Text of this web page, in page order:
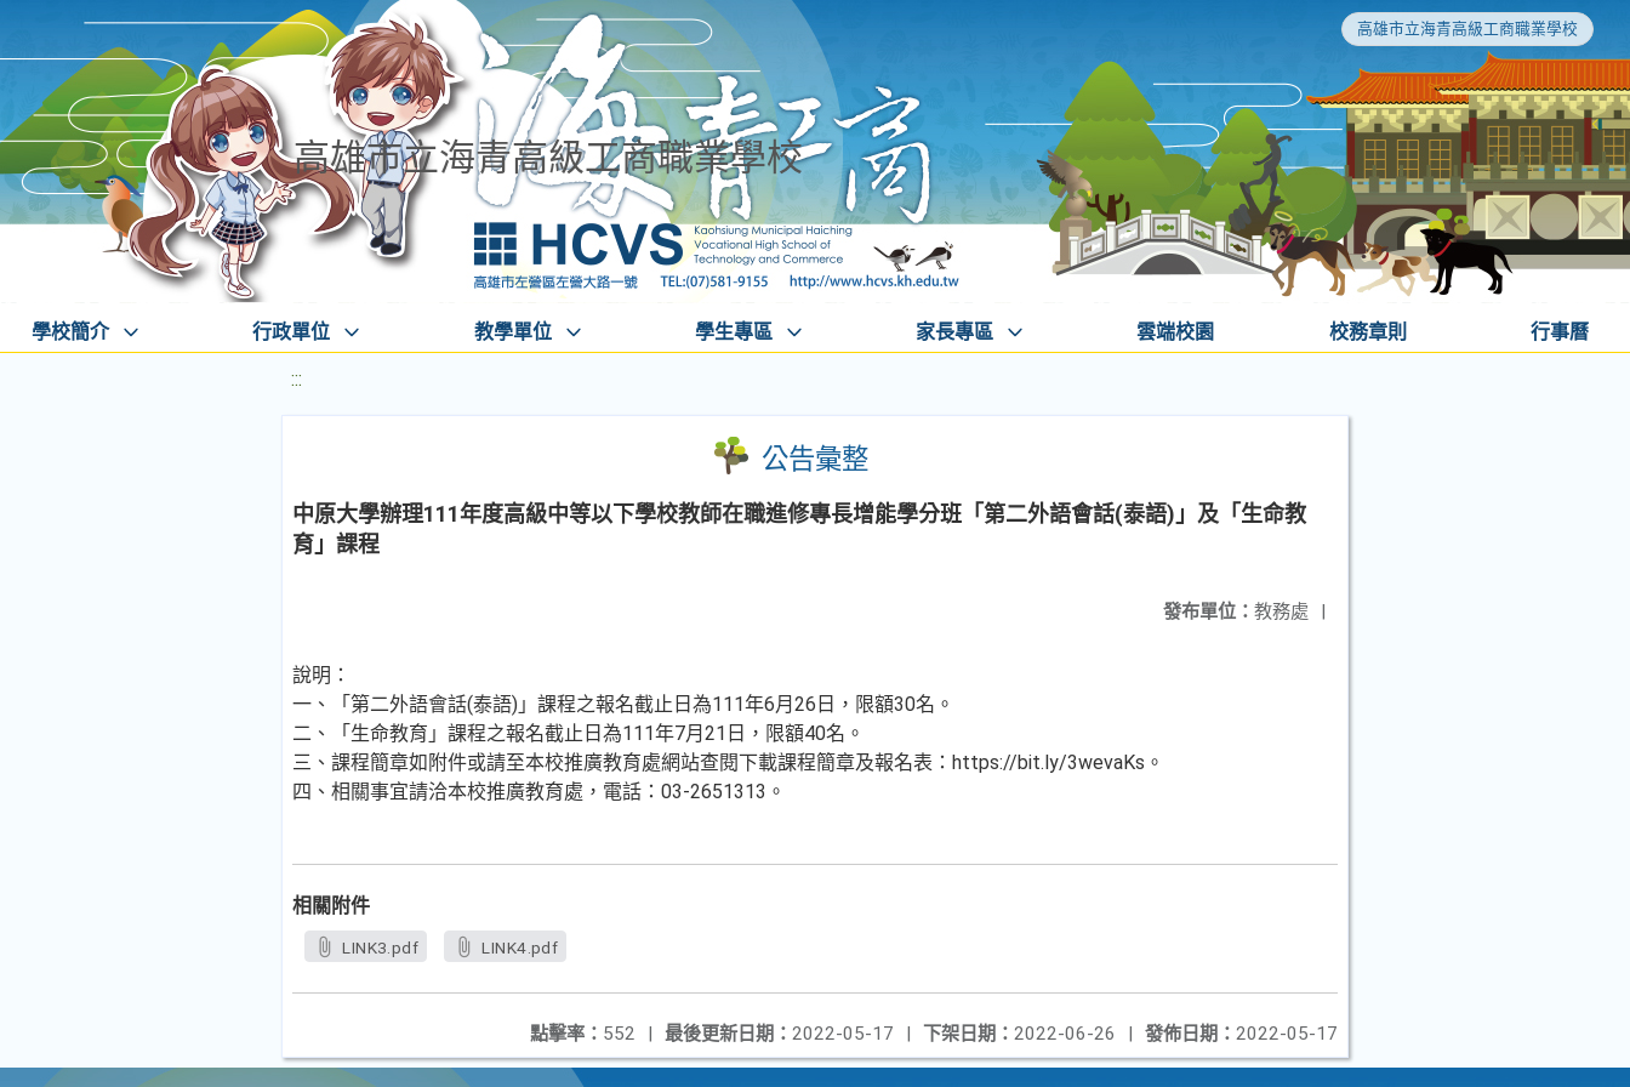
高雄市立海青高級工商職業學校
高雄市立海青高級工商職業學校
學校簡介 行政單位 教學單位 學生專區 家長專區 雲端校園 校務章則 行事曆
:::
公告彙整
中原大學辦理111年度高級中等以下學校教師在職進修專長增能學分班「第二外語會話(泰語)」及「生命教
育」課程
發布單位： 教務處 |
說明：
一、「第二外語會話(泰語)」課程之報名截止日為111年6月26日，限額30名。
二、「生命教育」課程之報名截止日為111年7月21日，限額40名。
三、課程簡章如附件或請至本校推廣教育處網站查閱下載課程簡章及報名表：https://bit.ly/3wevaKs。
四、相關事宜請洽本校推廣教育處，電話：03-2651313。
相關附件
LINK3.pdf LINK4.pdf
發佈日期： 2022-05-17
下架日期： 2022-06-26 |
最後更新日期： 2022-05-17 |
點擊率： 552 |